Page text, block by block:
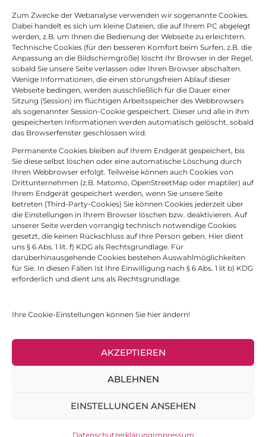
Zum Zwecke der Webanalyse verwenden wir sogenannte Cookies.
Dabei handelt es sich um kleine Dateien, die auf Ihrem PC abgelegt
werden, z.B. um Ihnen die Bedienung der Webseite zu erleichtern.
Technische Cookies (für den besseren Komfort beim Surfen, z.B. die
Anpassung an die Bildschirmgröße) löscht Ihr Browser in der Regel,
sobald Sie unsere Seite verlassen oder Ihren Browser abschalten.
Wenige Informationen, die einen störungsfreien Ablauf dieser
Webseite bedingen, werden ausschließlich für die Dauer einer
Sitzung (Session) im flüchtigen Arbeitsspeicher des Webbrowsers
als sogenannter Session-Cookie gespeichert. Dieser und alle in ihm
gespeicherten Informationen werden automatisch gelöscht, sobald
das Browserfenster geschlossen wird.
Permanente Cookies bleiben auf Ihrem Endgerät gespeichert, bis
Sie diese selbst löschen oder eine automatische Löschung durch
Ihren Webbrowser erfolgt. Teilweise können auch Cookies von
Drittunternehmen (z.B. Matomo, OpenStreetMap oder maptiler) auf
Ihrem Endgerät gespeichert werden, wenn Sie unsere Seite
betreten (Third-Party-Cookies) Sie können Cookies jederzeit über
die Einstellungen in Ihrem Browser löschen bzw. deaktivieren. Auf
unserer Seite werden vorrangig technisch notwendige Cookies
gesetzt, die keinen Rückschluss auf Ihre Person geben. Hier dient
uns § 6 Abs. 1 lit. f) KDG als Rechtsgrundlage. Für
darüberhinausgehende Cookies bestehen Auswahlmöglichkeiten
für Sie. In diesen Fällen Ist Ihre Einwilligung nach § 6 Abs. 1 lit b) KDG
erforderlich und dient uns als Rechtsgrundlage.
Ihre Cookie-Einstellungen können Sie hier ändern!
AKZEPTIEREN
ABLEHNEN
EINSTELLUNGEN ANSEHEN
DatenschutzerklärungImpressum